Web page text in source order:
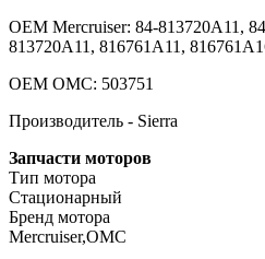
OEM Mercruiser: 84-813720A11,
813720A11, 816761A11,
OEM OMC: 503751
Производитель - Sierra
Запчасти моторов
Тип мотора
Стационарный
Бренд мотора
Mercruiser,OMC